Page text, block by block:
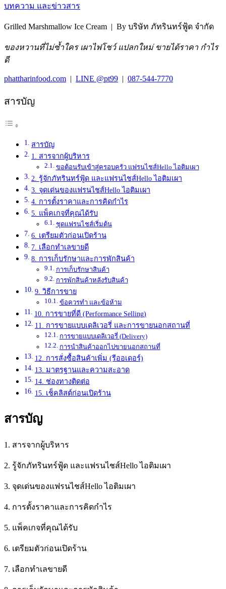
บทความ และข่าวสาร
Grilled Marshmallow Ice Cream | By บริษัท ภัทรินทร์ฟู้ด จำกัด
ของหวานที่ไม่ซ้ำใคร เผาไฟโชว์ แปลกใหม่ ขายได้ราคา กำไร
ดี
phattharinfood.com | LINE @pt99 | 087-544-7770
สารบัญ
สารบัญ
1. สารจากผู้บริหาร
ขอต้อนรับเข้าสู่ครอบครัว แฟรนไชส์Hello ไอติมเผา
2. รู้จักภัทรินทร์ฟู้ด และแฟรนไชส์Hello ไอติมเผา
3. จุดเด่นของแฟรนไชส์Hello ไอติมเผา
4. การตั้งราคาและการคิดกำไร
5. แพ็คเกจที่คุณได้รับ
ชุดแฟรนไชส์เริ่มต้น
6. เตรียมตัวก่อนเปิดร้าน
7. เลือกทำเลขายดี
8. การเก็บรักษาและการพักสินค้า
การเก็บรักษาสินค้า
การพักสินค้าหลังรับสินค้า
9. วิธีการขาย
ข้อควรทำ และข้อห้าม
10. การขายที่ดี (Performance Selling)
11. การขายแบบเดลิเวอรี่ และการขายนอกสถานที่
การขายแบบเดลิเวอรี่ (Delivery)
การนำสินค้าออกไปขายนอกสถานที่
12. การสั่งซื้อสินค้าเพิ่ม (รีออเดอร์)
13. มาตรฐานและความสะอาด
14. ช่องทางติดต่อ
15. เช็คลิสต์ก่อนเปิดร้าน
สารบัญ
1. สารจากผู้บริหาร
2. รู้จักภัทรินทร์ฟู้ด และแฟรนไชส์Hello ไอติมเผา
3. จุดเด่นของแฟรนไชส์Hello ไอติมเผา
4. การตั้งราคาและการคิดกำไร
5. แพ็คเกจที่คุณได้รับ
6. เตรียมตัวก่อนเปิดร้าน
7. เลือกทำเลขายดี